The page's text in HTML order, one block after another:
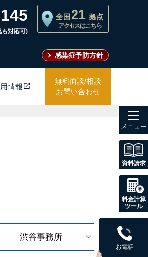
も対応可)
全国 21 拠点
アクセスはこちら
感染症予防方針
情報
無料面談/相談
お問い合わせ
渋谷事務所
資料請求
料金計算
ツール
お電話